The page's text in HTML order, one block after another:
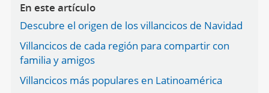
En este artículo
Descubre el origen de los villancicos de Navidad
Villancicos de cada región para compartir con
familia y amigos
Villancicos más populares en Latinoamérica